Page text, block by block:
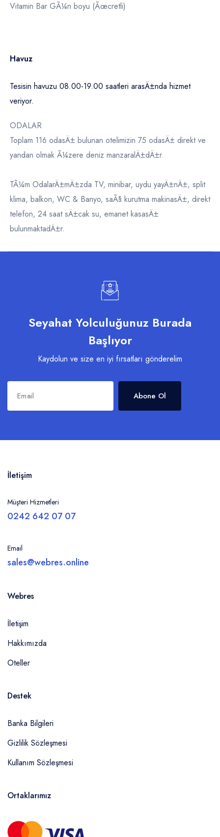
Vitamin Bar GÃ¼n boyu (Ãœcretli)
Havuz
Tesisin havuzu 08.00-19.00 saatleri arasÄ±nda hizmet
veriyor.
ODALAR
Toplam 116 odasÄ± bulunan otelimizin 75 odasÄ± direkt ve
yandan olmak Ã¼zere deniz manzaralÄ±dÄ±r.
TÃ¼m OdalarÄ±mÄ±zda TV, minibar, uydu yayÄ±nÄ±, split
klima, balkon, WC & Banyo, saÃ§ kurutma makinasÄ±, direkt
telefon, 24 saat sÄ±cak su, emanet kasasÄ±
bulunmaktadÄ±r.
Seyahat Yolculuğunuz Burada
Başlıyor
Kaydolun ve size en iyi fırsatları gönderelim
Abone Ol
İletişim
Müşteri Hizmetleri
0242 642 07 07
Email
sales@webres.online
Webres
İletişim
Hakkımızda
Oteller
Destek
Banka Bilgileri
Gizlilik Sözleşmesi
Kullanım Sözleşmesi
Ortaklarımız